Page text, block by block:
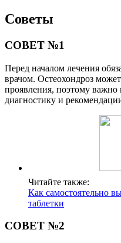
Советы
СОВЕТ №1
Перед началом лечения
врачом. Остеохондроз
проявления, поэтому
диагностику и
Читайте также:
Как самостоятельно
таблетки
СОВЕТ №2